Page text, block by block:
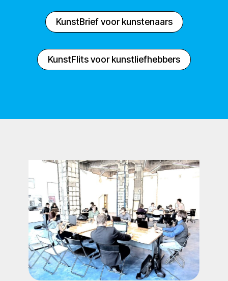
KunstBrief voor kunstenaars
KunstFlits voor kunstliefhebbers